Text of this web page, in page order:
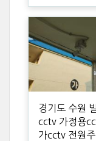
경기도 수원
cctv 가정용
가cctv 전원주